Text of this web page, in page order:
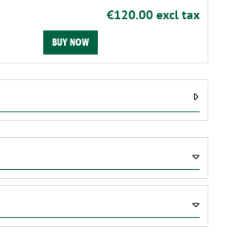
€120.00 excl tax